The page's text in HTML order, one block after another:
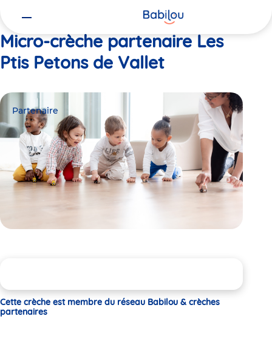
Micro-crèche partenaire Les
Ptis Petons de Vallet
Partenaire
Cette crèche est membre du réseau Babilou & crèches
partenaires